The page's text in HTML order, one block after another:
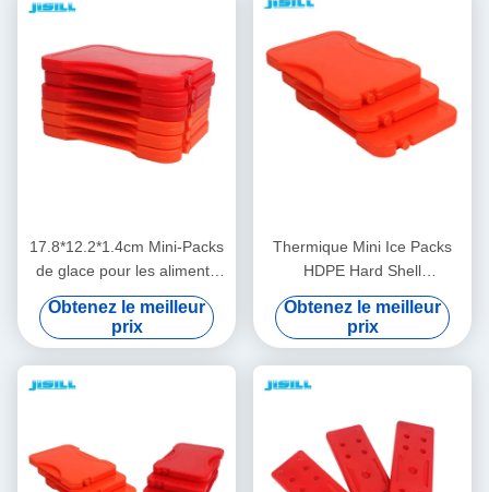
17.8*12.2*1.4cm Mini-Packs
de glace pour les aliments
surgelés
Obtenez le meilleur
prix
Thermique Mini Ice Packs
HDPE Hard Shell
17.8x12.2x1.4cm
Obtenez le meilleur
prix